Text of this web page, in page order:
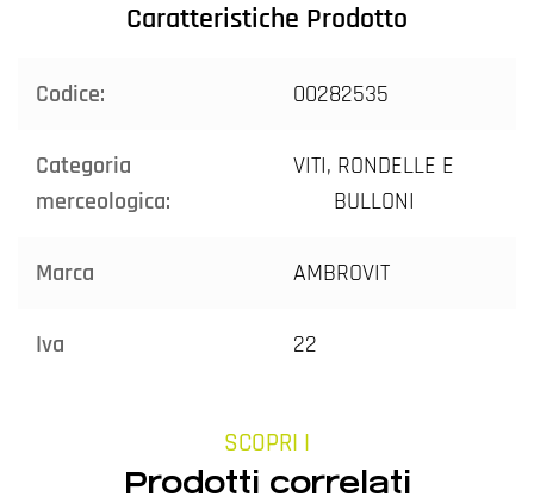
Caratteristiche Prodotto
Codice: 00282535
Categoria
merceologica:
VITI, RONDELLE E
BULLONI
Marca AMBROVIT
Iva 22
SCOPRI I
Prodotti correlati